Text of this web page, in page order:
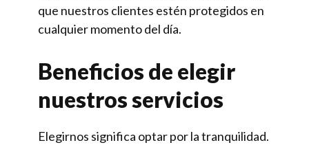
que nuestros clientes estén protegidos en
cualquier momento del día.
Beneficios de elegir
nuestros servicios
Elegirnos significa optar por la tranquilidad.